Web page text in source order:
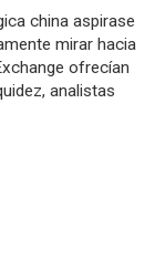
china aspirase
mirar hacia
ofrecían
analistas